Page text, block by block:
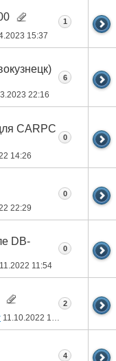
15:37
1
22:16
6
CARPC
14:26
0
22:29
0
DB-
11:54
0
11.10.2022 13:06
2
4